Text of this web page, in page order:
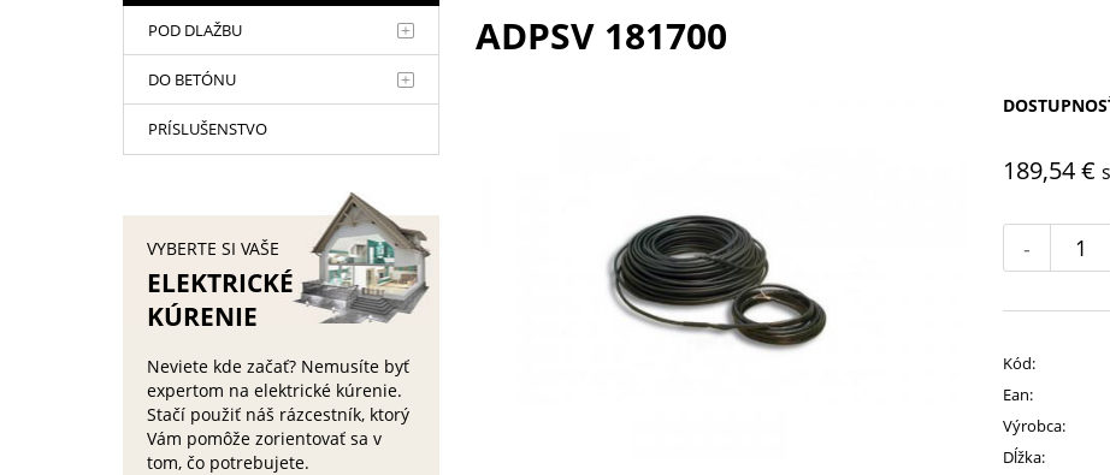
ADPSV 181700
189,54 €
-
Kód:
Ean:
Výrobca:
Dĺžka:
POD DLAŽBU
DO BETÓNU
PRÍSLUŠENSTVO
VYBERTE SI VAŠE
ELEKTRICKÉ
KÚRENIE
Neviete kde začať? Nemusíte byť
expertom na elektrické kúrenie.
Stačí použiť náš rázcestník, ktorý
Vám pomôže zorientovať sa v
tom, čo potrebujete.